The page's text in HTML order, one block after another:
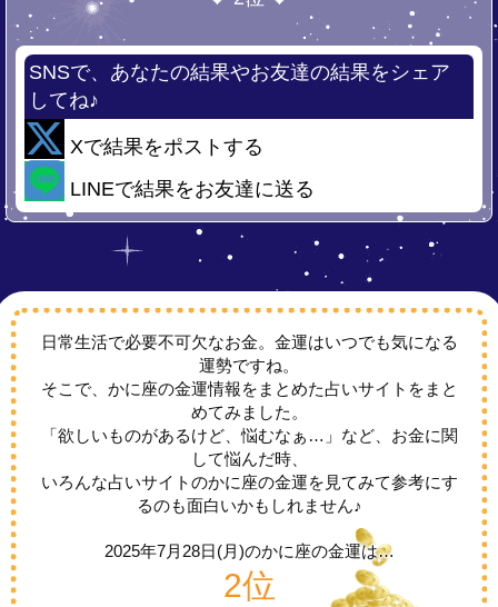
SNSで、あなたの結果やお友達の結果をシェア
してね♪
Xで結果をポストする
LINEで結果をお友達に送る
日常生活で必要不可欠なお金。金運はいつでも気になる
運勢ですね。
そこで、かに座の金運情報をまとめた占いサイトをまと
めてみました。
「欲しいものがあるけど、悩むなぁ…」など、お金に関
して悩んだ時、
いろんな占いサイトのかに座の金運を見てみて参考にす
るのも面白いかもしれません♪
2025年7月28日(月)のかに座の金運は…
2位